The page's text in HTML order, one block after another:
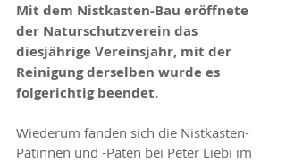
Mit dem Nistkasten-Bau eröffnete
der Naturschutzverein das
diesjährige Vereinsjahr, mit der
Reinigung derselben wurde es
folgerichtig beendet.
Wiederum fanden sich die Nistkasten-
Patinnen und -Paten bei Peter Liebi im